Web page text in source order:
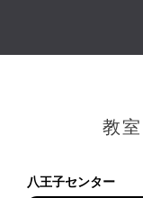
教
八王子センター